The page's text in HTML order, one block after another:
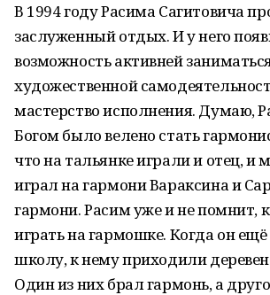
В 1994 году Расима Сагитовича
заслуженный отдых. И у него
возможность активней
художественной
мастерство исполнения. Думаю,
Богом было велено стать
что на тальянке играли и отец, и
играл на гармони Вараксина и
гармони. Расим уже и не помнит,
играть на гармошке. Когда он
школу, к нему приходили
Один из них брал гармонь, а